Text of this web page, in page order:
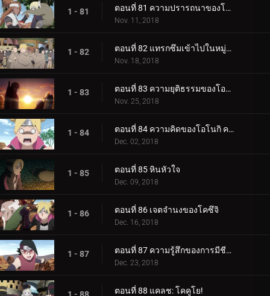
1 - 81 ตอนที่ 81 ความปรารถนาของโบรูโตะ
Nov. 11, 2018
1 - 82 ตอนที่ 82 แทรกซึมเข้าไปในหมู่บ้านหินที่ซ่อนอยู่
Nov. 18, 2018
1 - 83 ตอนที่ 83 ความยุติธรรมของโอโนกิ
Nov. 25, 2018
1 - 84 ตอนที่ 84 ความคิดของโอโนกิ ความคิดของคู
Dec. 02, 2018
1 - 85 ตอนที่ 85 หินหัวใจ
Dec. 09, 2018
1 - 86 ตอนที่ 86 เจตจำนงของโคซึจิ
Dec. 16, 2018
1 - 87 ตอนที่ 87 ความรู้สึกของการมีชีวิต
Dec. 23, 2018
ตอนที่ 88 แคลช: โคคูโย!